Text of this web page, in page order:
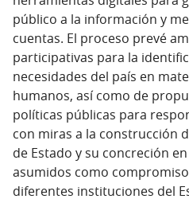
público a la información y
cuentas. El proceso prevé
participativas para la
necesidades del país en
humanos, así como de
políticas públicas para
con miras a la construcción
de Estado y su concreción
asumidos como
diferentes instituciones del